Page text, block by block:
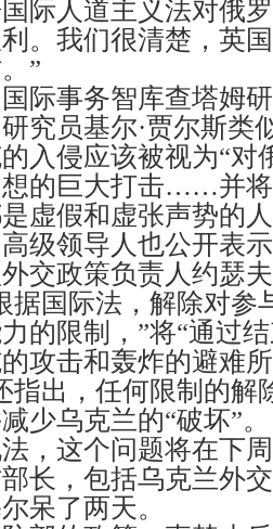
际人道主义法对俄
。我们很清楚，英
”
际事务智库查塔姆
究员基尔·贾尔斯类
入侵应该被视为“对
的巨大打击……并
虚假和虚张声势的
级领导人也公开表
交政策负责人约瑟
据国际法，解除对参
的限制，”将“通过
攻击和轰炸的避难
指出，任何限制的解
少乌克兰的“破坏”。
，这个问题将在下
长，包括乌克兰外
呆了两天。